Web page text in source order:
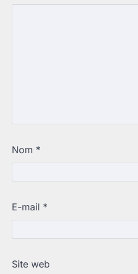
Nom *
E-mail *
Site web